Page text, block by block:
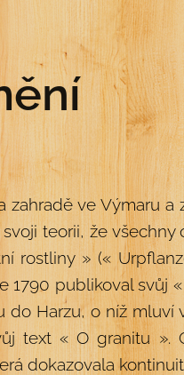
ve Výmaru a
teorii, že všechny
rostliny » («
1790 publikoval svůj
do Harzu, o níž mluví
text « O granitu ».
dokazovala